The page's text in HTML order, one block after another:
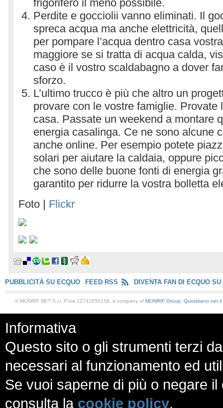
frigorifero il meno possibile.
Perdite e gocciolii vanno eliminati. Il
spreca acqua ma anche elettricità,
per pompare l’acqua dentro casa
maggiore se si tratta di acqua calda,
caso è il vostro scaldabagno a dover
sforzo.
L’ultimo trucco è più che altro un
provare con le vostre famiglie. Provate
casa. Passate un weekend a montare
energia casalinga. Ce ne sono alcune
anche online. Per esempio potete
solari per aiutare la caldaia, oppure
che sono delle buone fonti di energia
garantito per ridurre la vostra bolletta
Foto | Flickr
PUBBLICITÀ SU ECQUO FEED RSS DIVENTA FAN DI ECQUO SU
© MONRIF NET S.r.l. P.Iva 12741650159, a company of MONRIF Group: Quotidiano.net il
Informativa
Questo sito o gli strumenti terzi
necessari al funzionamento ed
Se vuoi saperne di più o negare
consulta la cookie policy.